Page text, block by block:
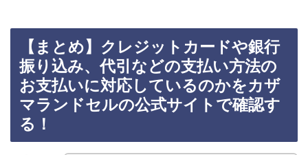
【まとめ】クレジットカードや銀行
振り込み、代引などの支払い方法の
お支払いに対応しているのかをカザ
マランドセルの公式サイトで確認す
る！